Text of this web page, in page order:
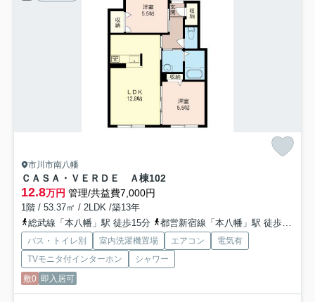
市川市南八幡
ＣＡＳＡ・ＶＥＲＤＥ Ａ棟102
12.8万円 管理/共益費7,000円
1階 / 53.37㎡ / 2LDK /築13年
総武線「本八幡」駅 徒歩15分
都営新宿線「本八幡」駅 徒歩18分
バス・トイレ別 室内洗濯機置場 エアコン
電気有
TVモニタ付インターホン
シャワー
敷0 即入居可